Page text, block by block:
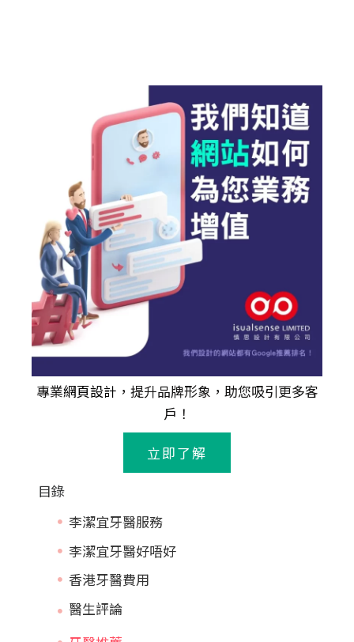
專業網頁設計 ，提升品牌形象，助您吸引更多客
戶！
立即了解
目錄
李潔宜牙醫服務
李潔宜牙醫好唔好
香港牙醫費用